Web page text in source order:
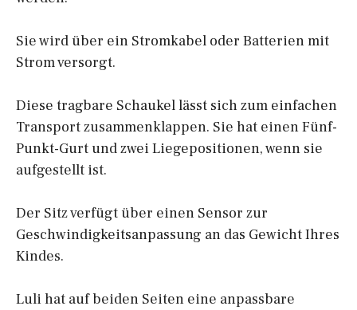
Sie wird über ein Stromkabel oder Batterien mit
Strom versorgt.
Diese tragbare Schaukel lässt sich zum einfachen
Transport zusammenklappen. Sie hat einen Fünf-
Punkt-Gurt und zwei Liegepositionen, wenn sie
aufgestellt ist.
Der Sitz verfügt über einen Sensor zur
Geschwindigkeitsanpassung an das Gewicht Ihres
Kindes.
Luli hat auf beiden Seiten eine anpassbare